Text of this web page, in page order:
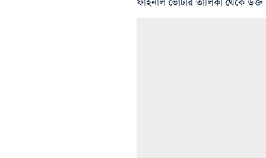
ফাইনাল ভোটার তালিকা থেকে উক্ত